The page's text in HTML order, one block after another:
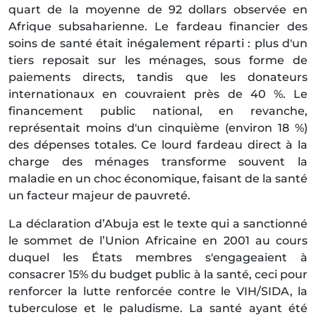
quart de la moyenne de 92 dollars observée en
Afrique subsaharienne. Le fardeau financier des
soins de santé était inégalement réparti : plus d'un
tiers reposait sur les ménages, sous forme de
paiements directs, tandis que les donateurs
internationaux en couvraient près de 40 %. Le
financement public national, en revanche,
représentait moins d'un cinquième (environ 18 %)
des dépenses totales. Ce lourd fardeau direct à la
charge des ménages transforme souvent la
maladie en un choc économique, faisant de la santé
un facteur majeur de pauvreté.
La déclaration d’Abuja est le texte qui a sanctionné
le sommet de l’Union Africaine en 2001 au cours
duquel les États membres s'engageaient à
consacrer 15% du budget public à la santé, ceci pour
renforcer la lutte renforcée contre le VIH/SIDA, la
tuberculose et le paludisme. La santé ayant été